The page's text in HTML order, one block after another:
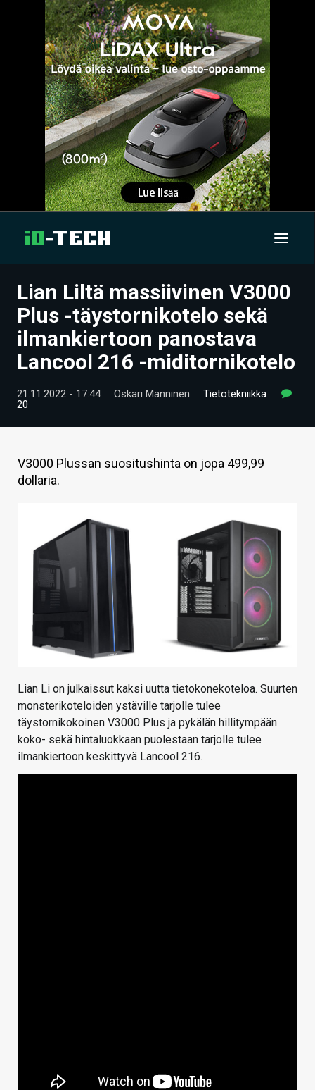
UUTISET
ARTIKKELIT
VIDEOT
TECHBBS
KAUPPA
HAKU
Lian Liltä massiivinen V3000
Plus -täystornikotelo sekä
ilmankiertoon panostava
Lancool 216 -miditornikotelo
21.11.2022 - 17:44 Oskari Manninen
Tietotekniikka
20
V3000 Plussan suositushinta on jopa 499,99
dollaria.
Lian Li on julkaissut kaksi uutta tietokonekoteloa. Suurten
monsterikoteloiden ystäville tarjolle tulee
täystornikokoinen V3000 Plus ja pykälän hillitympään
koko- sekä hintaluokkaan puolestaan tarjolle tulee
ilmankiertoon keskittyvä Lancool 216.